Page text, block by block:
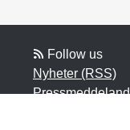
Follow us
Nyheter (RSS)